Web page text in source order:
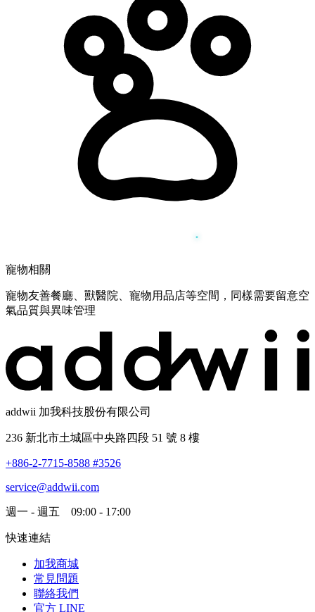
寵物相關
寵物友善餐廳、獸醫院、寵物用品店等空間，同樣需要留意空
氣品質與異味管理
addwii 加我科技股份有限公司
236 新北市土城區中央路四段 51 號 8 樓
+886-2-7715-8588 #3526
service@addwii.com
週一 - 週五 09:00 - 17:00
快速連結
加我商城
常見問題
聯絡我們
官方 LINE